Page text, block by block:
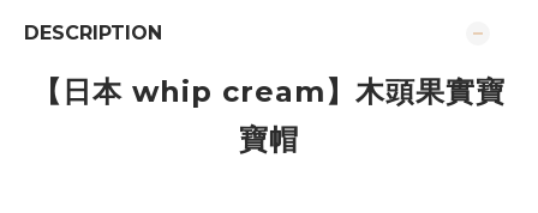
DESCRIPTION
【日本 whip cream 】木頭果實寶
寶帽